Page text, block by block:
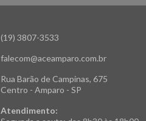
(19) 3807-3533
falecom@aceamparo.com.br
Rua Barão de Campinas, 675
Centro - Amparo - SP
Atendimento: